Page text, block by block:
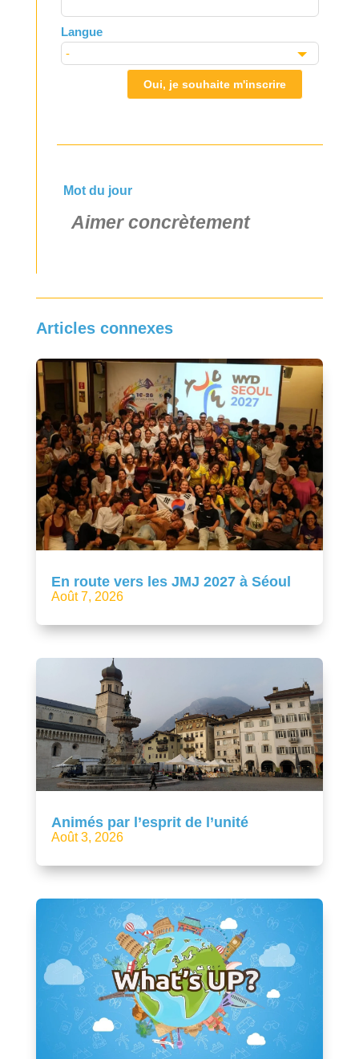
Langue
Oui, je souhaite m'inscrire
Mot du jour
Aimer concrètement
Articles connexes
En route vers les JMJ 2027 à Séoul
Août 7, 2026
Animés par l’esprit de l’unité
Août 3, 2026